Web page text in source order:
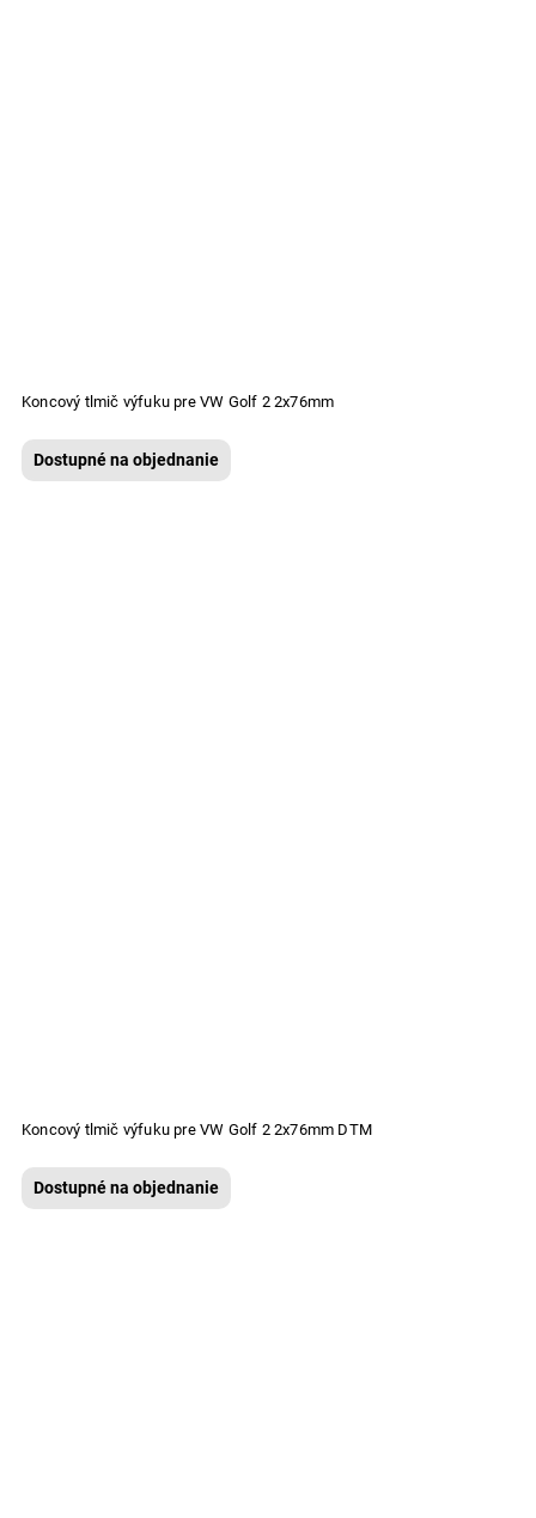
Koncový tlmič výfuku pre VW Golf 2 2x76mm
Dostupné na objednanie
Koncový tlmič výfuku pre VW Golf 2 2x76mm DTM
Dostupné na objednanie